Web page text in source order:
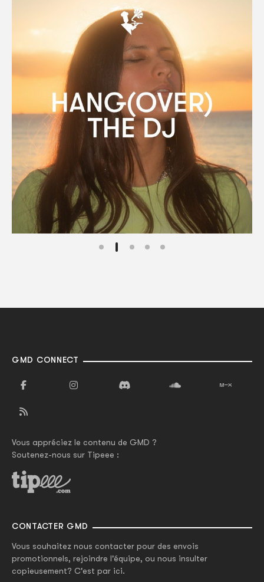
GMD CONNECT
Vous appréciez le contenu de GMD ?
Soutenez-nous sur Tipeee :
CONTACTER GMD
Vous souhaitez nous contacter pour des envois
promotionnels, rejoindre l'équipe, ou nous insulter
copieusement? C'est par ici.